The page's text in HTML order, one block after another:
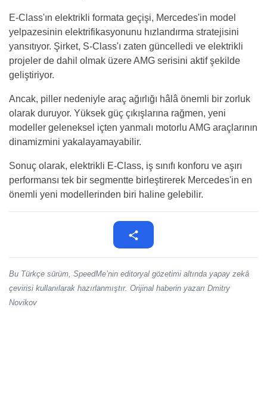
E-Class'ın elektrikli formata geçişi, Mercedes'in model
yelpazesinin elektrifikasyonunu hızlandırma stratejisini
yansıtıyor. Şirket, S-Class'ı zaten güncelledi ve elektrikli
projeler de dahil olmak üzere AMG serisini aktif şekilde
geliştiriyor.
Ancak, piller nedeniyle araç ağırlığı hâlâ önemli bir zorluk
olarak duruyor. Yüksek güç çıkışlarına rağmen, yeni
modeller geleneksel içten yanmalı motorlu AMG araçlarının
dinamizmini yakalayamayabilir.
Sonuç olarak, elektrikli E-Class, iş sınıfı konforu ve aşırı
performansı tek bir segmentte birleştirerek Mercedes'in en
önemli yeni modellerinden biri haline gelebilir.
Bu Türkçe sürüm, SpeedMe’nin editoryal gözetimi altında yapay zekâ
çevirisi kullanılarak hazırlanmıştır. Orijinal haberin yazarı Dmitry
Novikov